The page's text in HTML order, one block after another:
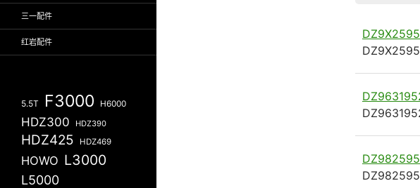
三一配件
红岩配件
5.5T F3000 H6000
HDZ300 HDZ390
HDZ425 HDZ469
HOWO L3000
L5000